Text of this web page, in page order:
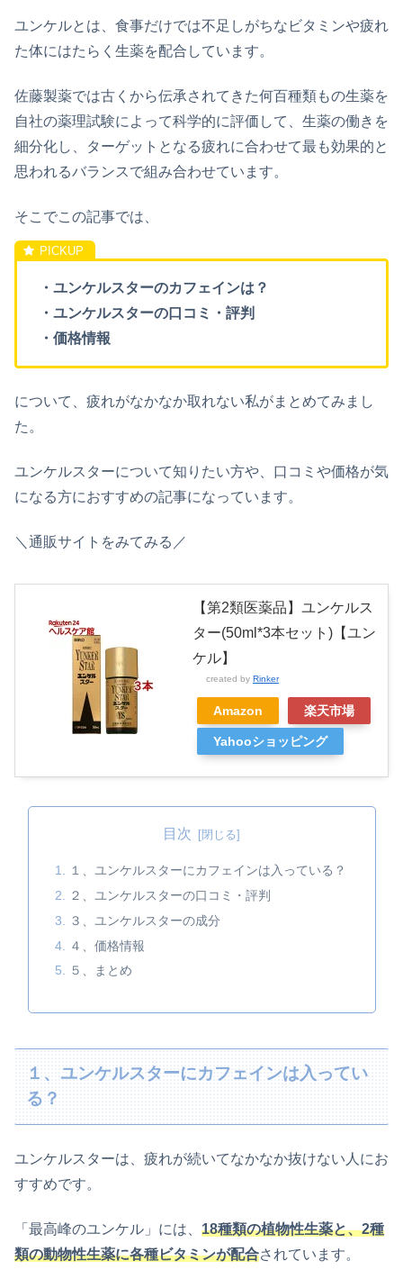
ユンケルとは、食事だけでは不足しがちなビタミンや疲れ
た体にはたらく生薬を配合しています。
佐藤製薬では古くから伝承されてきた何百種類もの生薬を
自社の薬理試験によって科学的に評価して、生薬の働きを
細分化し、ターゲットとなる疲れに合わせて最も効果的と
思われるバランスで組み合わせています。
そこでこの記事では、
・ユンケルスターのカフェインは？
・ユンケルスターの口コミ・評判
・価格情報
について、疲れがなかなか取れない私がまとめてみまし
た。
ユンケルスターについて知りたい方や、口コミや価格が気
になる方におすすめの記事になっています。
＼通販サイトをみてみる／
【第2類医薬品】ユンケルス
ター(50ml*3本セット)【ユン
ケル】
created by Rinker
Amazon 楽天市場
Yahooショッピング
目次
１、ユンケルスターにカフェインは入っている？
２、ユンケルスターの口コミ・評判
３、ユンケルスターの成分
４、価格情報
５、まとめ
１、ユンケルスターにカフェインは入ってい
る？
ユンケルスターは、疲れが続いてなかなか抜けない人にお
すすめです。
「最高峰のユンケル」には、 18種類の植物性生薬と、2種
類の動物性生薬に各種ビタミンが配合されています。